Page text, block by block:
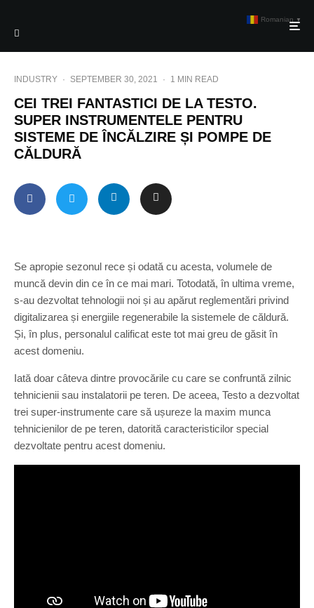
INDUSTRY · SEPTEMBER 30, 2021 · 1 MIN READ
CEI TREI FANTASTICI DE LA TESTO.
SUPER INSTRUMENTELE PENTRU
SISTEME DE ÎNCĂLZIRE ȘI POMPE DE
CĂLDURĂ
Se apropie sezonul rece și odată cu acesta, volumele de
muncă devin din ce în ce mai mari. Totodată, în ultima vreme,
s-au dezvoltat tehnologii noi și au apărut reglementări privind
digitalizarea și energiile regenerabile la sistemele de căldură.
Și, în plus, personalul calificat este tot mai greu de găsit în
acest domeniu.
Iată doar câteva dintre provocările cu care se confruntă zilnic
tehnicienii sau instalatorii pe teren. De aceea, Testo a dezvoltat
trei super-instrumente care să ușureze la maxim munca
tehnicienilor de pe teren, datorită caracteristicilor special
dezvoltate pentru acest domeniu.
Romanian ▼